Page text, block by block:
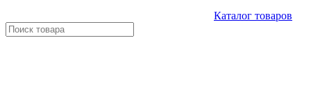
Каталог товаров